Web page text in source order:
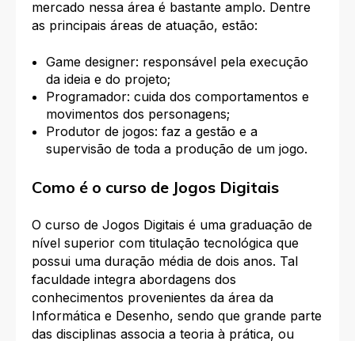
mercado nessa área é bastante amplo. Dentre
as principais áreas de atuação, estão:
Game designer: responsável pela execução
da ideia e do projeto;
Programador: cuida dos comportamentos e
movimentos dos personagens;
Produtor de jogos: faz a gestão e a
supervisão de toda a produção de um jogo.
Como é o curso de Jogos Digitais
O curso de Jogos Digitais é uma graduação de
nível superior com titulação tecnológica que
possui uma duração média de dois anos. Tal
faculdade integra abordagens dos
conhecimentos provenientes da área da
Informática e Desenho, sendo que grande parte
das disciplinas associa a teoria à prática, ou